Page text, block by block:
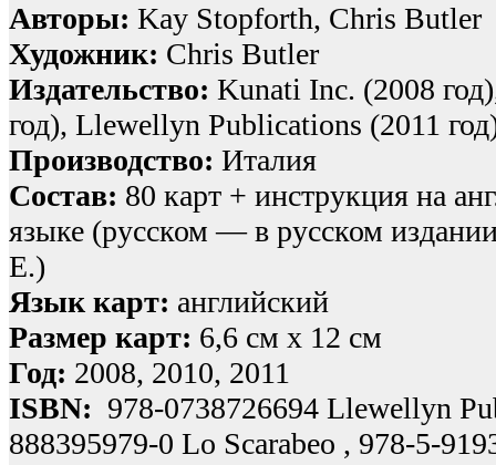
Авторы: Kay Stopforth, Chris Butler
Художник: Chris Butler
Издательство: Kunati Inc. (2008
год), Llewellyn Publications (2011
Производство: Италия
Состав: 80 карт + инструкция на
языке (русском — в русском
Е.)
Язык карт: английский
Размер карт: 6,6 см x 12 см
Год: 2008, 2010, 2011
ISBN: 978-0738726694 Llewellyn
888395979-0 Lo Scarabeo , 978-5-